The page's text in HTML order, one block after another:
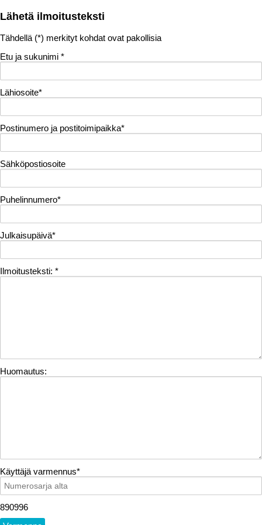
Lähetä ilmoitusteksti
Tähdellä (*) merkityt kohdat ovat pakollisia
Etu ja sukunimi *
Lähiosoite*
Postinumero ja postitoimipaikka*
Sähköpostiosoite
Puhelinnumero*
Julkaisupäivä*
Ilmoitusteksti: *
Huomautus:
Käyttäjä varmennus*
890996